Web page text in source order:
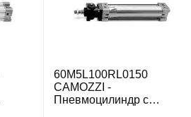
60M5L100RL0150
CAMOZZI -
Пневмоцилиндр с